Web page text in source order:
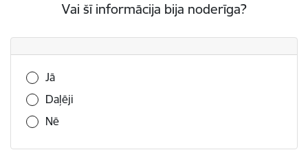
Vai šī informācija bija noderīga?
Vai šī informācija bija noderīga?
Jā
Daļēji
Nē